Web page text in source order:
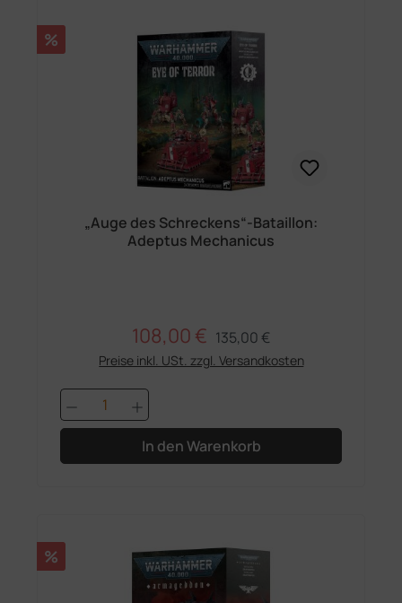
Rabatt
%
„Auge des Schreckens“-Bataillon:
Adeptus Mechanicus
Verkaufspreis:
108,00 € Regulärer Preis:
135,00 €
Preise inkl. USt. zzgl. Versandkosten
Produkt Anzahl: Gib den
In den Warenkorb
Rabatt
%